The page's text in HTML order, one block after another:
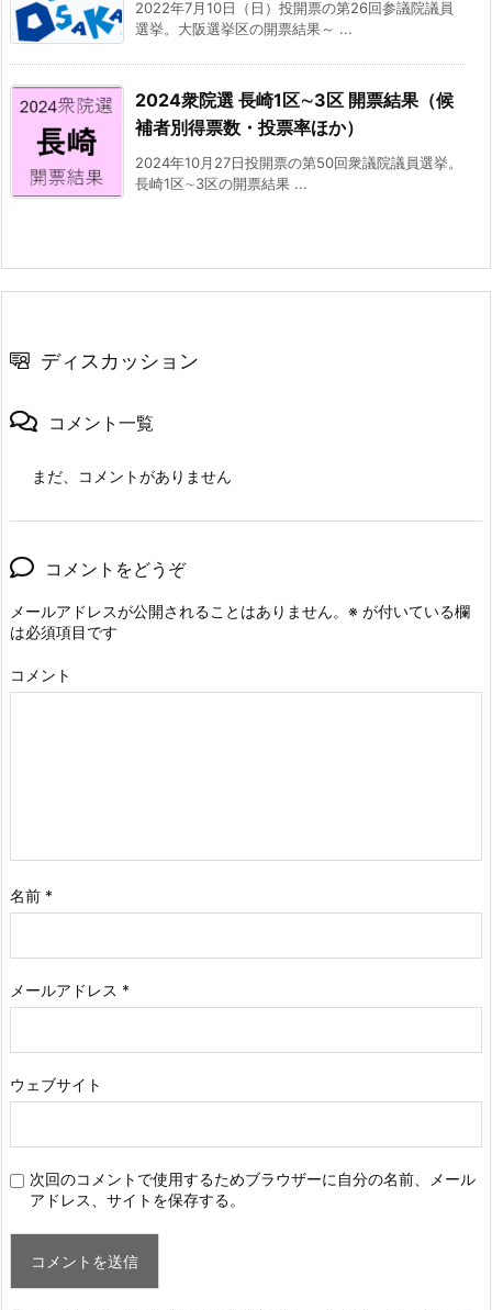
2022年7月10日（日）投開票の第26回参議院議員
選挙。大阪選挙区の開票結果～ ...
2024衆院選 長崎1区∼3区 開票結果（候
補者別得票数・投票率ほか）
2024年10月27日投開票の第50回衆議院議員選挙。
長崎1区∼3区の開票結果 ...
ディスカッション
コメント一覧
まだ、コメントがありません
コメントをどうぞ
メールアドレスが公開されることはありません。 ※ が付いている欄
は必須項目です
コメント
名前 *
メールアドレス *
ウェブサイト
次回のコメントで使用するためブラウザーに自分の名前、メール
アドレス、サイトを保存する。